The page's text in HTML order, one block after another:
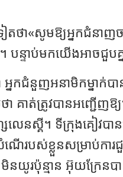
តថា«សូមឱ្យអ្នកជំនាញចា
ទាប់មកយើងអាចជួបគ្ន
នកជំនួញអនាមិកម្នាក់ប
ាត់ត្រូវបានអញ្ជើញឱ្
េនស្គី។ ទីក្រុងគៀវបានប្
ើរបស់ខ្លួនសម្រាប់កា
រប៉ុន្មាន អ៊ុយក្រែនបាន